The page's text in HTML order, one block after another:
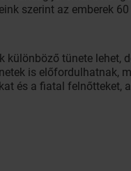
szerint az emberek
tünete lehet,
is előfordulhatnak,
és a fiatal felnőtteket,